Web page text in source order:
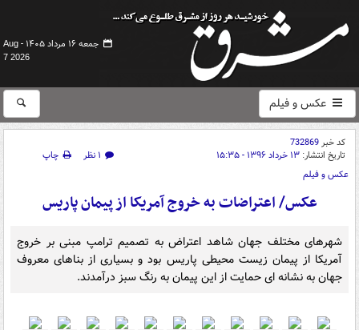
جمعه ۱۶ مرداد ۱۴۰۵ -
Aug
7 2026
عکس و فیلم
کد خبر732869
تاریخ انتشار: ۱۳ خرداد ۱۳۹۶ - ۱۵:۳۵ ۱ نظر
چاپ
عکس و فیلم
عکس/ اعتراضات به خروج آمریکا از پیمان پاریس‎
شهرهای مختلف جهان شاهد اعتراض به تصمیم ترامپ مبنی بر خروج
آمریکا از پیمان زیست محیطی پاریس بود و بسیاری از بناهای معروف
جهان به نشانه ای حمایت از این پیمان به رنگ سبز درآمدند.